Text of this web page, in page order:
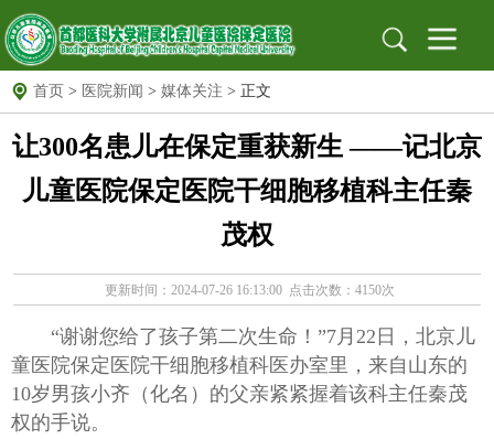
首页
医院概况 医院简介 组织架构 医院文化
医院新闻 新闻动态 医院公告
保定专家 北京专家
党建园地 党建文化园地 支部园地
信息公开 招标采购 公示栏 安全生产
科研教育 科教动态 规培园地
首页 > 医院新闻 > 媒体关注 > 正文
让300名患儿在保定重获新生 ——记北京
儿童医院保定医院干细胞移植科主任秦
茂权
更新时间：2024-07-26 16:13:00 点击次数：4150次
“谢谢您给了孩子第二次生命！”7月22日，北京儿
童医院保定医院干细胞移植科医办室里，来自山东的
10岁男孩小齐（化名）的父亲紧紧握着该科主任秦茂
权的手说。